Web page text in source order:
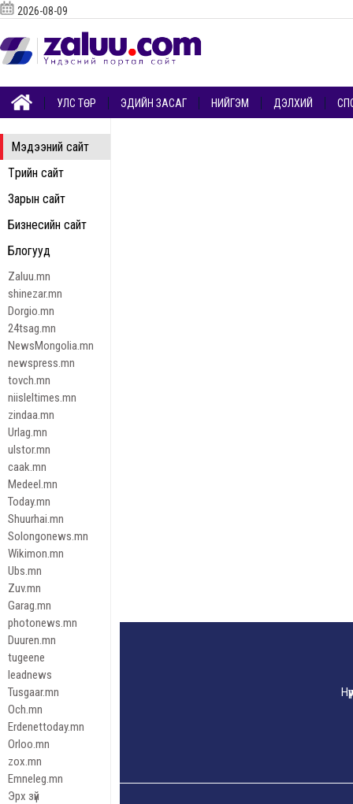
Мэдээний сайт
Төрийн сайт
Зарын сайт
Бизнесийн сайт
Блогууд
Zaluu.mn
shinezar.mn
Dorgio.mn
24tsag.mn
NewsMongolia.mn
newspress.mn
tovch.mn
niisleltimes.mn
zindaa.mn
Urlag.mn
ulstor.mn
caak.mn
Medeel.mn
Today.mn
Shuurhai.mn
Solongonews.mn
Wikimon.mn
Ubs.mn
Zuv.mn
Garag.mn
photonews.mn
Duuren.mn
tugeene
leadnews
Tusgaar.mn
Och.mn
Erdenettoday.mn
Orloo.mn
zox.mn
Emneleg.mn
Эрх зүй
2026-08-09
УЛС ТӨР ЭДИЙН ЗАСАГ НИЙГЭМ ДЭЛХИЙ